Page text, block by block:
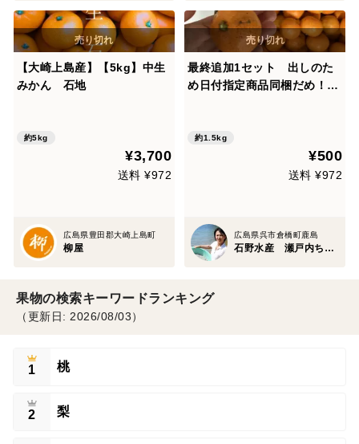
【大崎上島産】【5kg】中生
みかん 石地
約5kg
¥3,700
送料 ¥972
広島県豊田郡大崎上島町
柳屋
最終追加1セット 出しのた
め日付指定商品同梱だめ！
訳ありですが今食べてほしい
たべごろに仕上げ 石積み潮
風段々畑のいしじみかん
約1.5kg
¥500
送料 ¥972
広島県呉市倉橋町鹿島
石野水産 瀬戸内ちりめん ひじき
果物の検索キーワードランキング
（更新日: 2026/08/03）
1 桃
2 梨